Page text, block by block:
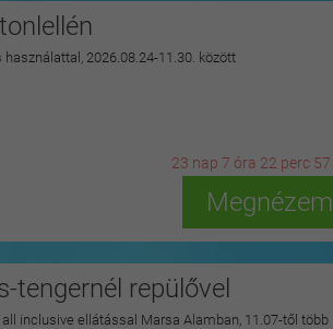
2026.08.24-11.30. között
23 nap 7 óra 22 perc 55
Megnézem
tengernél repülővel
inclusive ellátással Marsa Alamban, 11.07-től több